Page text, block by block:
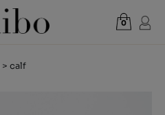
0
VOIR PANIER
> calf